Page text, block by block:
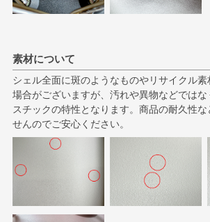
素材について
シェル全面に斑のようなものやリサイクル
場合がございますが、汚れや異物などではな
スチックの特性となります。商品の耐久性な
せんのでご安心ください。